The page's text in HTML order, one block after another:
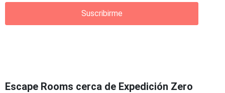
Suscribirme
Escape Rooms cerca de Expedición Zero